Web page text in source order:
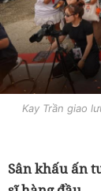
Kay Trần giao
Sân khấu ấn